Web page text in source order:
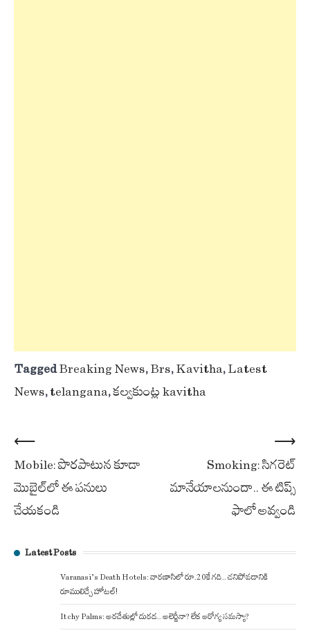
TaggedBreaking News,Brs,Kavitha,Latest
News,telangana,కల్వకుంట్ల kavitha
Post
navigation
⟵
Mobile: పొరపాటున కూడా
మొబైల్‌లో ఈ పనులు
చేయకండి
Smoking: సిగరెట్
మానేయాలనుందా.. ఈ టిప్స్
ఫాలో అవ్వండి
⟶
Latest Posts
Varanasi’s Death Hotels: వారణాసిలో రూ.20కే గది.. చనిపోవడానికి
రూములిచ్చే హోటల్!
Itchy Palms: అరచేతుల్లో దురద.. అలెర్జీనా? లేక ఆరోగ్య సమస్యా?